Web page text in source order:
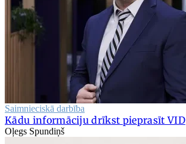
Saimnieciskā darbība
Kādu informāciju drīkst pieprasīt VID
Oļegs Spundiņš